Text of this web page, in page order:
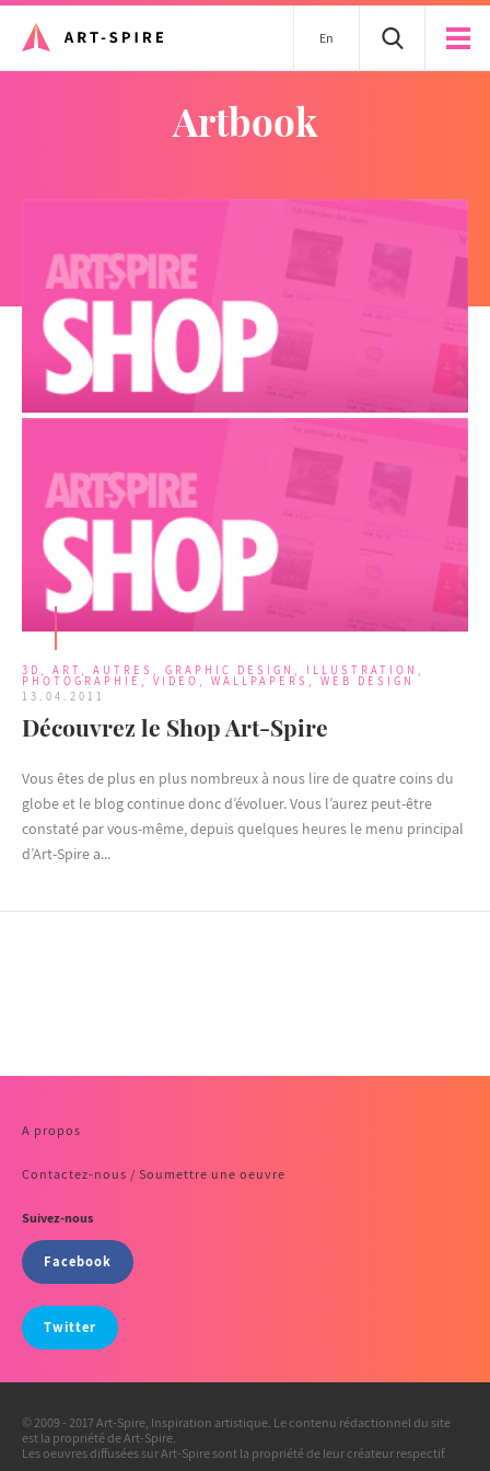
En
artbook
3D , ART , AUTRES , GRAPHIC DESIGN , ILLUSTRATION ,
PHOTOGRAPHIE , VIDEO , WALLPAPERS , WEB DESIGN
13.04.2011
Découvrez le Shop Art-Spire
Vous êtes de plus en plus nombreux à nous lire de quatre coins du
globe et le blog continue donc d’évoluer. Vous l’aurez peut-être
constaté par vous-même, depuis quelques heures le menu principal
d’Art-Spire a...
A propos
Contactez-nous / Soumettre une oeuvre
Suivez-nous
Facebook
Twitter
© 2009 - 2017 Art-Spire, Inspiration artistique. Le contenu rédactionnel du site
est la propriété de Art-Spire.
Les oeuvres diffusées sur Art-Spire sont la propriété de leur créateur respectif.